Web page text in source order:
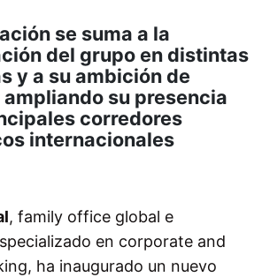
se suma a la
del grupo en distintas
y a su ambición de
su presencia
corredores
internacionales
, family office global e
en corporate and
ha inaugurado un nuevo